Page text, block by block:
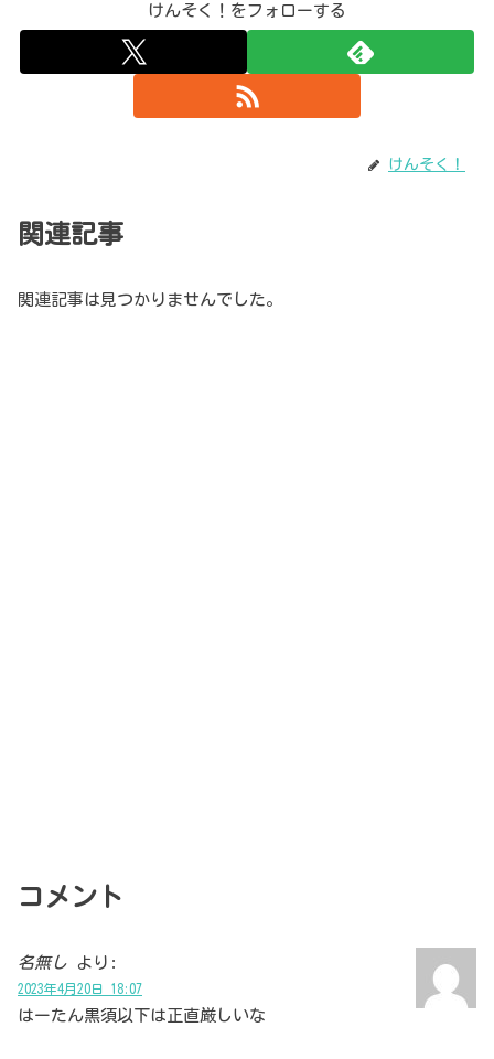
けんそく！をフォローする
けんそく！
関連記事
関連記事は見つかりませんでした。
コメント
名無し より:
2023年4月20日 18:07
はーたん黒須以下は正直厳しいな